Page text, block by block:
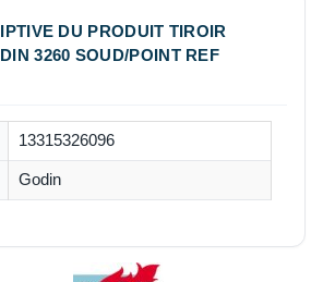
DU PRODUIT TIROIR
3260 SOUD/POINT REF
13315326096
Godin